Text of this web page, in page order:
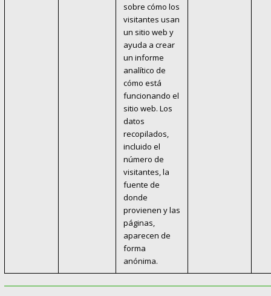
sobre cómo los
visitantes usan
un sitio web y
ayuda a crear
un informe
analítico de
cómo está
funcionando el
sitio web. Los
datos
recopilados,
incluido el
número de
visitantes, la
fuente de
donde
provienen y las
páginas,
aparecen de
forma
anónima.